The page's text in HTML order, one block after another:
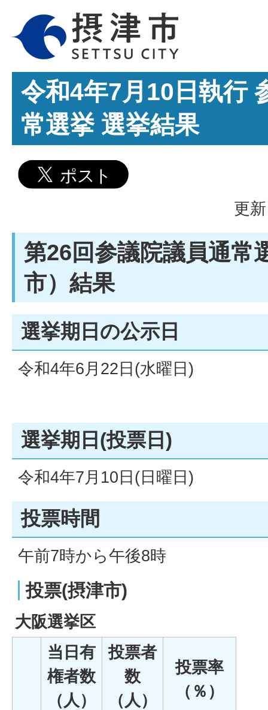
令和4年7月10日執行
常選挙 選挙結果
更
第26回参議院議員通常
市）結果
選挙期日の公示日
令和4年6月22日(水曜日)
選挙期日(投票日)
令和4年7月10日(日曜日)
投票時間
午前7時から午後8時
投票(摂津市)
大阪選挙区
当日有
権者数
（人）
投票者
数
（人）
投票率
（％）